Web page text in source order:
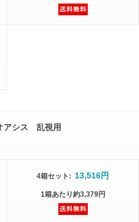
アシス 乱視用
4箱セット : 13,516円
1箱あたり約3,379円